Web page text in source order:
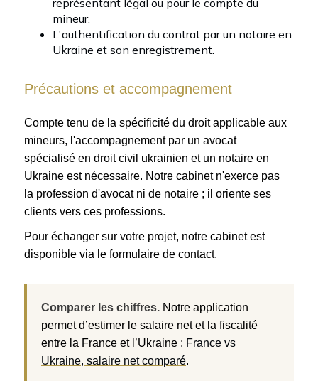
mineur.
L'authentification du contrat par un notaire en
Ukraine et son enregistrement.
Précautions et accompagnement
Compte tenu de la spécificité du droit applicable aux
mineurs, l'accompagnement par un avocat
spécialisé en droit civil ukrainien et un notaire en
Ukraine est nécessaire. Notre cabinet n'exerce pas
la profession d'avocat ni de notaire ; il oriente ses
clients vers ces professions.
Pour échanger sur votre projet, notre cabinet est
disponible via le formulaire de contact.
Comparer les chiffres. Notre application
permet d’estimer le salaire net et la fiscalité
entre la France et l’Ukraine : France vs
Ukraine, salaire net comparé.